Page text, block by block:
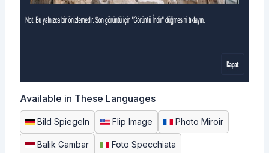
Available in These Languages
Bild Spiegeln Flip Image Photo Miroir
Balik Gambar Foto Specchiata